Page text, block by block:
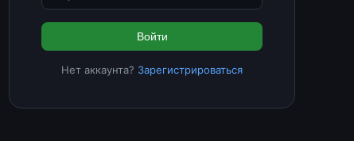
Войти
Нет аккаунта? Зарегистрироваться